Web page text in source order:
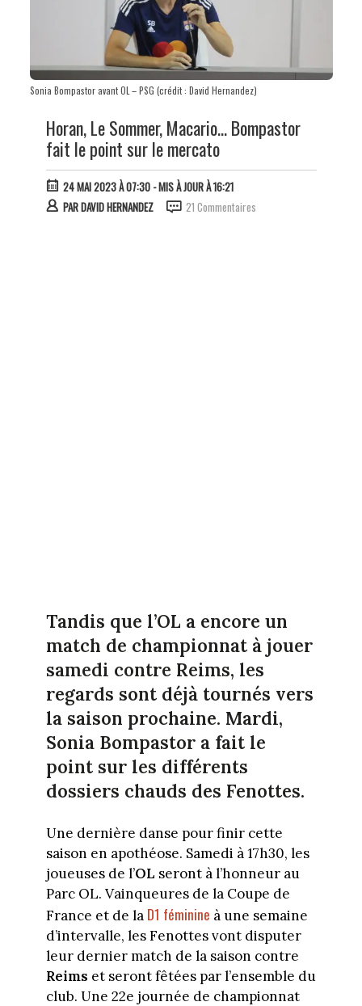
Sonia Bompastor avant OL – PSG (crédit : David Hernandez)
Horan, Le Sommer, Macario… Bompastor
fait le point sur le mercato
24 MAI 2023 À 07:30- MIS À JOUR À 16:21
PARDAVID HERNANDEZ 21 Commentaires
Tandis que l’OL a encore un
match de championnat à jouer
samedi contre Reims, les
regards sont déjà tournés vers
la saison prochaine. Mardi,
Sonia Bompastor a fait le
point sur les différents
dossiers chauds des Fenottes.
Une dernière danse pour finir cette
saison en apothéose. Samedi à 17h30, les
joueuses de l’OL seront à l’honneur au
Parc OL. Vainqueures de la Coupe de
France et de la D1 féminine à une semaine
d’intervalle, les Fenottes vont disputer
leur dernier match de la saison contre
Reims et seront fêtées par l’ensemble du
club. Une 22e journée de championnat